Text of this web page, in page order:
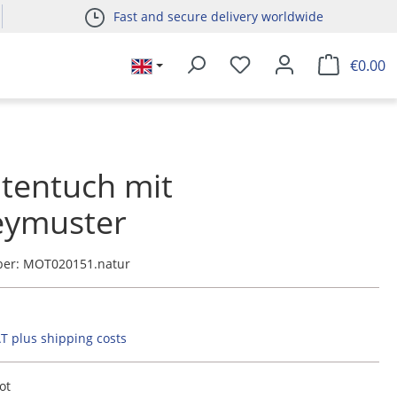
Fast and secure delivery worldwide
€0.00
mit
MOT020151.natur
plus shipping costs